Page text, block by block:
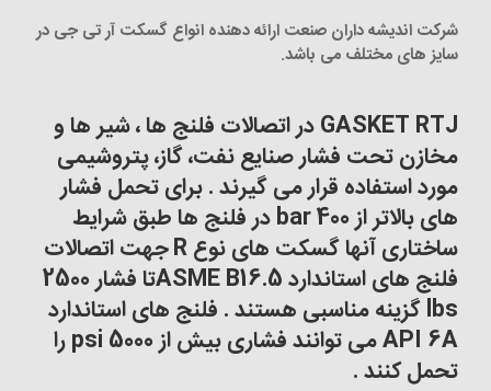
شرکت اندیشه داران صنعت ارائه دهنده انواع گسکت آر تی جی در
سایز های مختلف می باشد.
GASKET RTJ در اتصالات فلنج ها ، شیر ها و
مخازن تحت فشار صنایع نفت، گاز، پتروشیمی
مورد استفاده قرار می گیرند . برای تحمل فشار
های بالاتر از 400 bar در فلنج ها طبق شرایط
ساختاری آنها گسکت های نوع R جهت اتصالات
فلنج های استاندارد ASME B16.5تا فشار 2500
lbs گزینه مناسبی هستند . فلنج های استاندارد
API 6A می توانند فشاری بیش از 5000 psi را
تحمل کنند .